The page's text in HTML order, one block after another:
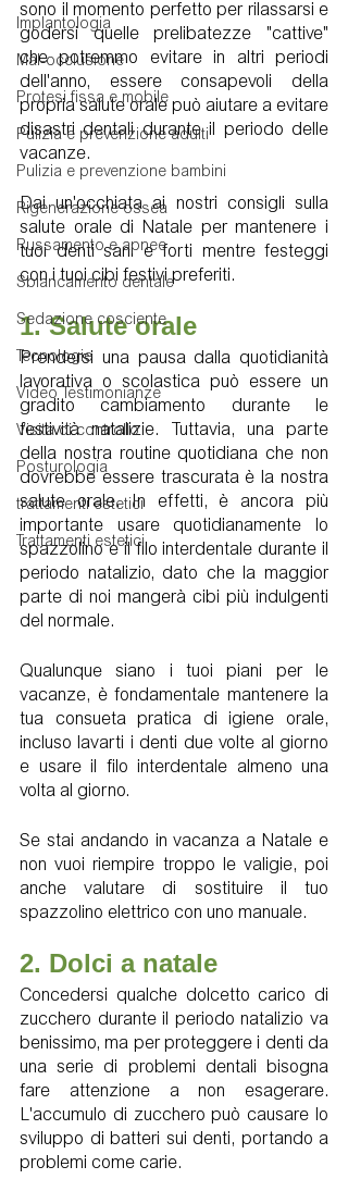
Implantologia
Mal-occlusione
Protesi fissa e mobile
Pulizia e prevenzione adulti
Pulizia e prevenzione bambini
Rigenerazione ossea
Russamento e apnee
Sbiancamento dentale
Sedazione cosciente
Tecnologie
Video Testimonianze
Visita di controllo
Posturologia
trattamenti estetici
Trattamenti estetici
sono il momento perfetto per rilassarsi e
godersi quelle prelibatezze "cattive"
che potremmo evitare in altri periodi
dell'anno, essere consapevoli della
propria salute orale può aiutare a evitare
disastri dentali durante il periodo delle
vacanze.
Dai un'occhiata ai nostri consigli sulla
salute orale di Natale per mantenere i
tuoi denti sani e forti mentre festeggi
con i tuoi cibi festivi preferiti.
1. Salute orale
Prendersi una pausa dalla quotidianità
lavorativa o scolastica può essere un
gradito cambiamento durante le
festività natalizie. Tuttavia, una parte
della nostra routine quotidiana che non
dovrebbe essere trascurata è la nostra
salute orale. In effetti, è ancora più
importante usare quotidianamente lo
spazzolino e il filo interdentale durante il
periodo natalizio, dato che la maggior
parte di noi mangerà cibi più indulgenti
del normale.
Qualunque siano i tuoi piani per le
vacanze, è fondamentale mantenere la
tua consueta pratica di igiene orale,
incluso lavarti i denti due volte al giorno
e usare il filo interdentale almeno una
volta al giorno.
Se stai andando in vacanza a Natale e
non vuoi riempire troppo le valigie, poi
anche valutare di sostituire il tuo
spazzolino elettrico con uno manuale.
2. Dolci a natale
Concedersi qualche dolcetto carico di
zucchero durante il periodo natalizio va
benissimo, ma per proteggere i denti da
una serie di problemi dentali bisogna
fare attenzione a non esagerare.
L'accumulo di zucchero può causare lo
sviluppo di batteri sui denti, portando a
problemi come carie.